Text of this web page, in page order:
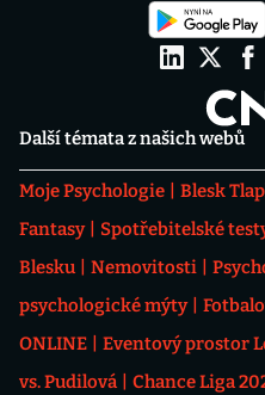
Další témata z našich webů
Moje Psychologie Blesk
Fantasy
Spotřebitelské
Blesku
Nemovitosti
psychologické mýty
ONLINE
Eventový prostor
vs. Pudilová
Chance Liga